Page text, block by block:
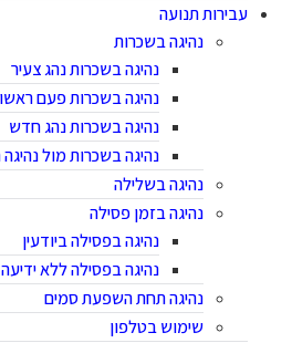
עבירות תנועה
נהיגה בשכרות
נהיגה בשכרות נהג צעיר
נהיגה בשכרות פעם
נהיגה בשכרות נהג חדש
נהיגה בשכרות מול
נהיגה בשלילה
נהיגה בזמן פסילה
נהיגה בפסילה ביודעין
נהיגה בפסילה ללא ידיעה
נהיגה תחת השפעת סמים
שימוש בטלפון